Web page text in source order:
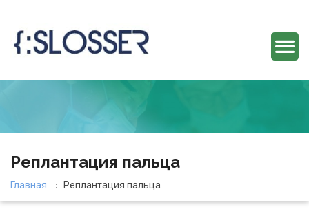
Реплантация пальца
Главная Реплантация пальца